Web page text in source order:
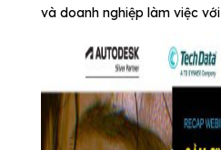
và doanh nghiệp làm việc với